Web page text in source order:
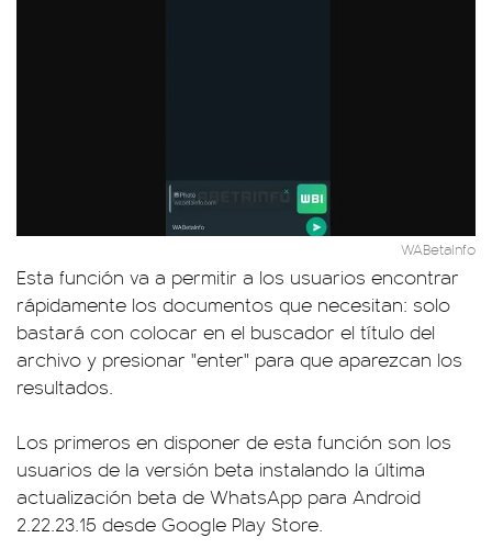
WABetaInfo
Esta función va a permitir a los usuarios encontrar
rápidamente los documentos que necesitan: solo
bastará con colocar en el buscador el título del
archivo y presionar "enter" para que aparezcan los
resultados.
Los primeros en disponer de esta función son los
usuarios de la versión beta instalando la última
actualización beta de WhatsApp para Android
2.22.23.15 desde Google Play Store.